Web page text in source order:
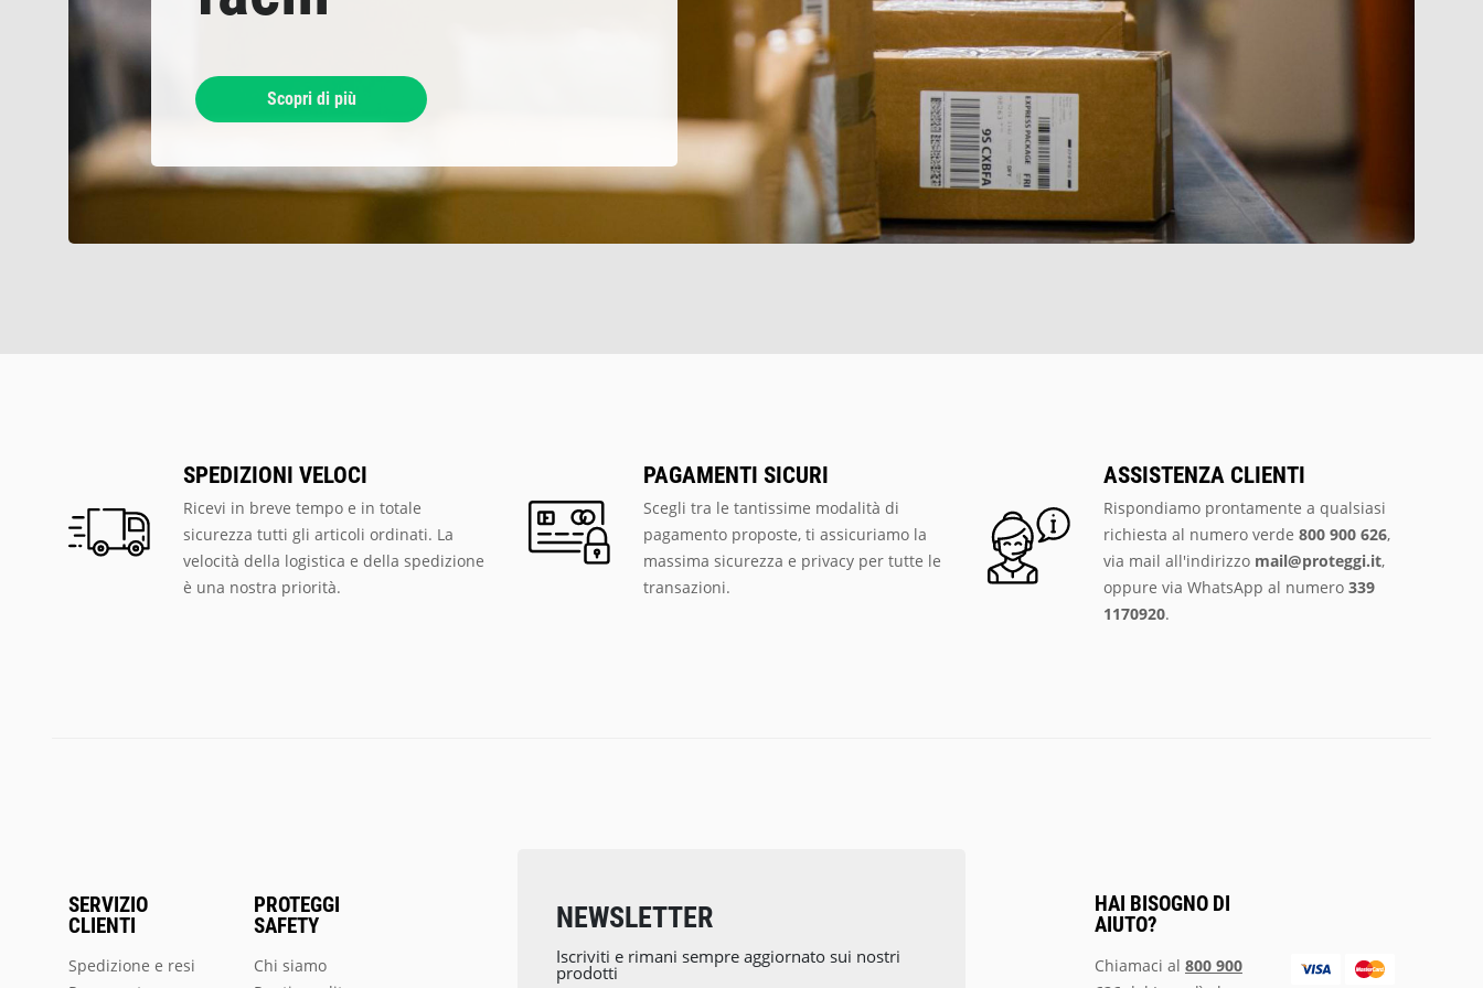
Scopri di più
SPEDIZIONI VELOCI
Ricevi in breve tempo e in totale
sicurezza tutti gli articoli ordinati. La
velocità della logistica e della spedizione
è una nostra priorità.
PAGAMENTI SICURI
Scegli tra le tantissime modalità di
pagamento proposte, ti assicuriamo la
massima sicurezza e privacy per tutte le
transazioni.
ASSISTENZA CLIENTI
Rispondiamo prontamente a qualsiasi
richiesta al numero verde 800 900 626,
via mail all'indirizzo mail@proteggi.it,
oppure via WhatsApp al numero 339
1170920.
SERVIZIO
CLIENTI
Spedizione e resi
PROTEGGI
SAFETY
Chi siamo
NEWSLETTER
Iscriviti e rimani sempre aggiornato sui nostri
prodotti
HAI BISOGNO DI
AIUTO?
Chiamaci al 800 900